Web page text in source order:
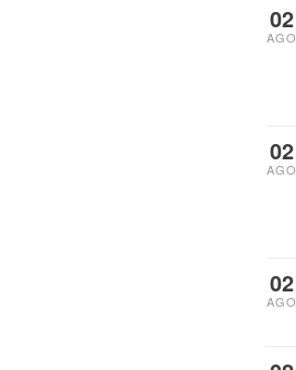
02
AGO
02
AGO
02
AGO